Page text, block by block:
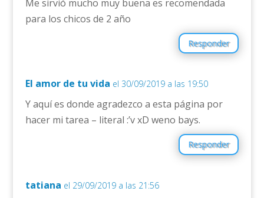
Me sirvió mucho muy buena es recomendada
para los chicos de 2 año
Responder
El amor de tu vida el 30/09/2019 a las 19:50
Y aquí es donde agradezco a esta página por
hacer mi tarea – literal :’v xD weno bays.
Responder
tatiana el 29/09/2019 a las 21:56